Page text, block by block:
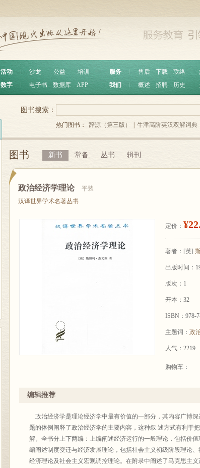
活动 沙龙 公益
培训
数字
电子书 数据库 APP
服务 ︱ 售后 下载
联络
我们
概述 招聘 历史
图书搜索：
热门图书： 辞源（第三版） 牛津高阶英汉双解词典
图书 新书 常备 丛书 辑刊
政治经济学理论
平装
汉译世界学术名著丛书
定价：
著者： [英]
出版时间：
版次：1
开本：32
ISBN：978-
主题词： 政
人气：2219
购物车：
编辑推荐
政治经济学是理论经济学中最有价值的一部分，其内容广博深
题的体例阐释了政治经济学的主要内容，这种叙 述方式有利于
解。全书分上下两编：上编阐述经济运行的一般理论，包括价
编阐述制度变迁与经济发展理论，包括社会主义初级阶段理论
经济理论及社会主义宏观调控理论。在附录中阐述了马克思主